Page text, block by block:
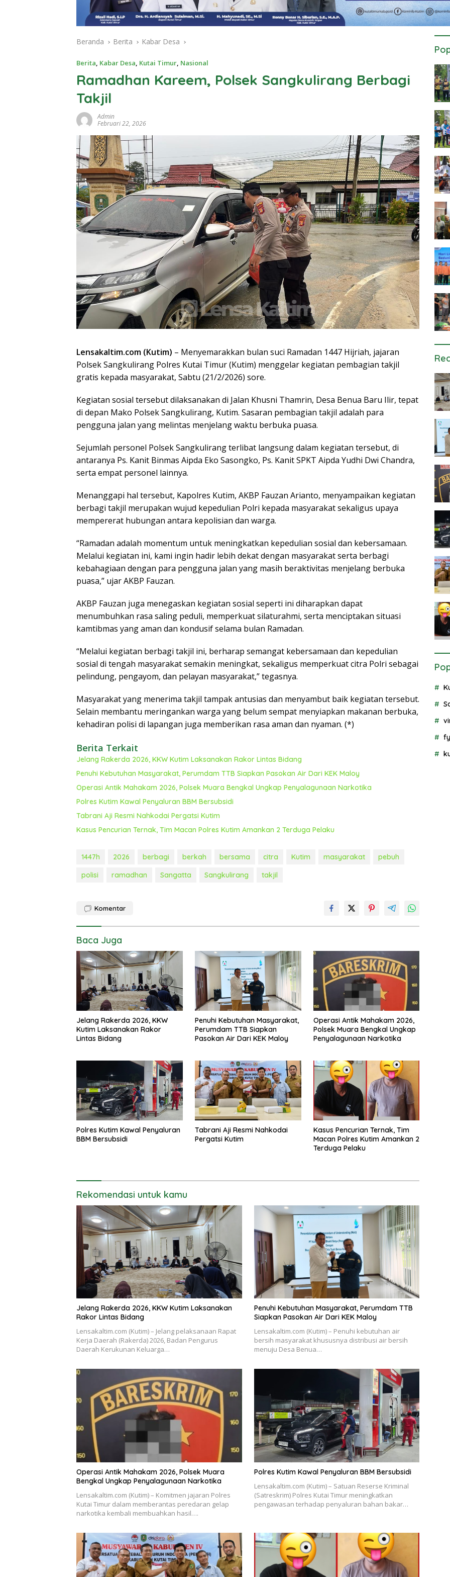
Beranda Berita Kabar Desa
Berita, Kabar Desa, Kutai Timur, Nasional
Ramadhan Kareem, Polsek Sangkulirang Berbagi
Takjil
Admin
Februari 22, 2026
Lensakaltim.com (Kutim) – Menyemarakkan bulan suci Ramadan 1447 Hijriah, jajaran
Polsek Sangkulirang Polres Kutai Timur (Kutim) menggelar kegiatan pembagian takjil
gratis kepada masyarakat, Sabtu (21/2/2026) sore.
Kegiatan sosial tersebut dilaksanakan di Jalan Khusni Thamrin, Desa Benua Baru Ilir, tepat
di depan Mako Polsek Sangkulirang, Kutim. Sasaran pembagian takjil adalah para
pengguna jalan yang melintas menjelang waktu berbuka puasa.
Sejumlah personel Polsek Sangkulirang terlibat langsung dalam kegiatan tersebut, di
antaranya Ps. Kanit Binmas Aipda Eko Sasongko, Ps. Kanit SPKT Aipda Yudhi Dwi Chandra,
serta empat personel lainnya.
Menanggapi hal tersebut, Kapolres Kutim, AKBP Fauzan Arianto, menyampaikan kegiatan
berbagi takjil merupakan wujud kepedulian Polri kepada masyarakat sekaligus upaya
mempererat hubungan antara kepolisian dan warga.
“Ramadan adalah momentum untuk meningkatkan kepedulian sosial dan kebersamaan.
Melalui kegiatan ini, kami ingin hadir lebih dekat dengan masyarakat serta berbagi
kebahagiaan dengan para pengguna jalan yang masih beraktivitas menjelang berbuka
puasa,” ujar AKBP Fauzan.
AKBP Fauzan juga menegaskan kegiatan sosial seperti ini diharapkan dapat
menumbuhkan rasa saling peduli, memperkuat silaturahmi, serta menciptakan situasi
kamtibmas yang aman dan kondusif selama bulan Ramadan.
“Melalui kegiatan berbagi takjil ini, berharap semangat kebersamaan dan kepedulian
sosial di tengah masyarakat semakin meningkat, sekaligus memperkuat citra Polri sebagai
pelindung, pengayom, dan pelayan masyarakat,” tegasnya.
Masyarakat yang menerima takjil tampak antusias dan menyambut baik kegiatan tersebut.
Selain membantu meringankan warga yang belum sempat menyiapkan makanan berbuka,
kehadiran polisi di lapangan juga memberikan rasa aman dan nyaman. (*)
Berita Terkait
Jelang Rakerda 2026, KKW Kutim Laksanakan Rakor Lintas Bidang
Penuhi Kebutuhan Masyarakat, Perumdam TTB Siapkan Pasokan Air Dari KEK Maloy
Operasi Antik Mahakam 2026, Polsek Muara Bengkal Ungkap Penyalagunaan Narkotika
Polres Kutim Kawal Penyaluran BBM Bersubsidi
Tabrani Aji Resmi Nahkodai Pergatsi Kutim
Kasus Pencurian Ternak, Tim Macan Polres Kutim Amankan 2 Terduga Pelaku
1447h 2026 berbagi berkah bersama citra Kutim masyarakat
pebuh
polisi
ramadhan Sangatta Sangkulirang takjil
Komentar
Baca Juga
Jelang Rakerda 2026, KKW
Kutim Laksanakan Rakor
Lintas Bidang
Penuhi Kebutuhan Masyarakat,
Perumdam TTB Siapkan
Pasokan Air Dari KEK Maloy
Operasi Antik Mahakam 2026,
Polsek Muara Bengkal Ungkap
Penyalagunaan Narkotika
Polres Kutim Kawal Penyaluran
BBM Bersubsidi
Tabrani Aji Resmi Nahkodai
Pergatsi Kutim
Kasus Pencurian Ternak, Tim
Macan Polres Kutim Amankan 2
Terduga Pelaku
Rekomendasi untuk kamu
Jelang Rakerda 2026, KKW Kutim Laksanakan
Rakor Lintas Bidang
Lensakaltim.com (Kutim) – Jelang pelaksanaan Rapat
Kerja Daerah (Rakerda) 2026, Badan Pengurus
Daerah Kerukunan Keluarga…
Penuhi Kebutuhan Masyarakat, Perumdam TTB
Siapkan Pasokan Air Dari KEK Maloy
Lensakaltim.com (Kutim) – Penuhi kebutuhan air
bersih masyarakat khususnya distribusi air bersih
menuju Desa Benua…
Operasi Antik Mahakam 2026, Polsek Muara
Bengkal Ungkap Penyalagunaan Narkotika
Lensakaltim.com (Kutim) – Komitmen jajaran Polres
Kutai Timur dalam memberantas peredaran gelap
narkotika kembali membuahkan hasil….
Polres Kutim Kawal Penyaluran BBM Bersubsidi
Lensakaltim.com (Kutim) – Satuan Reserse Kriminal
(Satreskrim) Polres Kutai Timur meningkatkan
pengawasan terhadap penyaluran bahan bakar…